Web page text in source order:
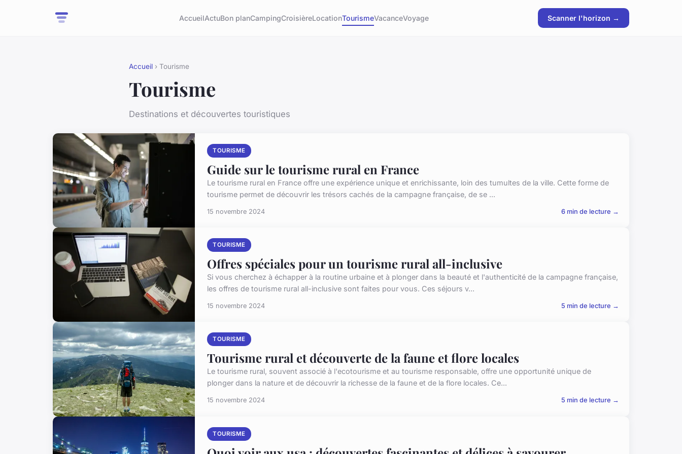
AccueilActuBon planCampingCroisièreLocationTourismeVacanceVoyage Scanner l'horizon →
Accueil › Tourisme
Tourisme
Destinations et découvertes touristiques
TOURISME
Guide sur le tourisme rural en France
Le tourisme rural en France offre une expérience unique et enrichissante, loin des tumultes de la ville. Cette forme de
tourisme permet de découvrir les trésors cachés de la campagne française, de se ...
15 novembre 2024 6 min de lecture →
TOURISME
Offres spéciales pour un tourisme rural all-inclusive
Si vous cherchez à échapper à la routine urbaine et à plonger dans la beauté et l'authenticité de la campagne française,
les offres de tourisme rural all-inclusive sont faites pour vous. Ces séjours v...
15 novembre 2024 5 min de lecture →
TOURISME
Tourisme rural et découverte de la faune et flore locales
Le tourisme rural, souvent associé à l'ecotourisme et au tourisme responsable, offre une opportunité unique de
plonger dans la nature et de découvrir la richesse de la faune et de la flore locales. Ce...
15 novembre 2024 5 min de lecture →
TOURISME